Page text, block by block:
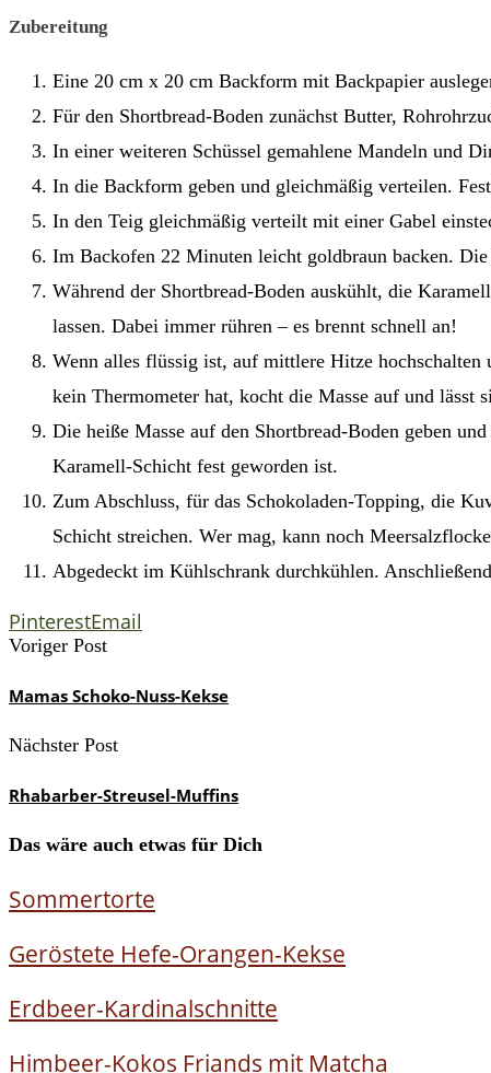
Zubereitung
Eine 20 cm x 20 cm Backform mit Backpapier
Für den Shortbread-Boden zunächst Butter,
In einer weiteren Schüssel gemahlene Mandeln und
In die Backform geben und gleichmäßig verteilen.
In den Teig gleichmäßig verteilt mit einer Gabel
Im Backofen 22 Minuten leicht goldbraun backen.
Während der Shortbread-Boden auskühlt, die
lassen. Dabei immer rühren – es brennt schnell an!
Wenn alles flüssig ist, auf mittlere Hitze
kein Thermometer hat, kocht die Masse auf und lässt
Die heiße Masse auf den Shortbread-Boden geben
Karamell-Schicht fest geworden ist.
Zum Abschluss, für das Schokoladen-Topping, die
Schicht streichen. Wer mag, kann noch
Abgedeckt im Kühlschrank durchkühlen.
PinterestEmail
Voriger Post
Mamas Schoko-Nuss-Kekse
Nächster Post
Rhabarber-Streusel-Muffins
Das wäre auch etwas für Dich
Sommertorte
Geröstete Hefe-Orangen-Kekse
Erdbeer-Kardinalschnitte
Himbeer-Kokos Friands mit Matcha